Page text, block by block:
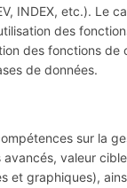
INDEX, etc.). Le
des
des fonctions
de données.
sur la
valeur
et graphiques),